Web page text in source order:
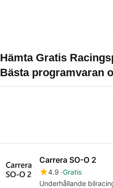
Hämta Gratis
Bästa programvaran
Carrera SO-O 2
4.9 Gratis
Underhållande